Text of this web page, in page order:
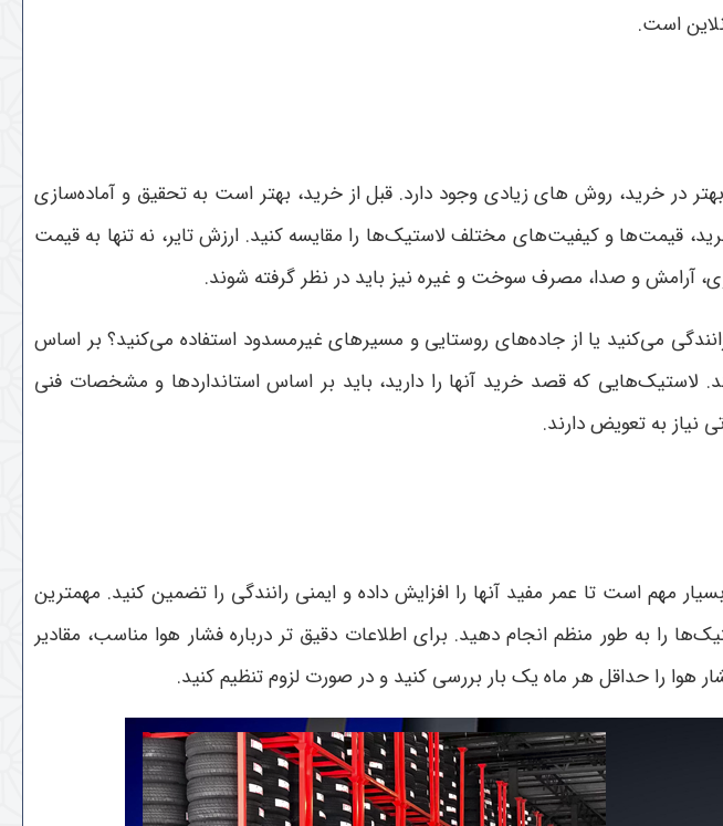
است.
در خرید، روش های زیادی وجود دارد. قبل از خرید، بهتر است به تحقیق و آماده‌سازی
خرید، قیمت‌ها و کیفیت‌های مختلف لاستیک‌ها را مقایسه کنید. ارزش تایر، نه تنها به قیمت
آرامش و صدا، مصرف سوخت و غیره نیز باید در نظر گرفته شوند.
می‌کنید یا از جاده‌های روستایی و مسیرهای غیرمسدود استفاده می‌کنید؟ بر اساس
لاستیک‌هایی که قصد خرید آنها را دارید، باید بر اساس استانداردها و مشخصات فنی
به تعویض دارند.
مهم است تا عمر مفید آنها را افزایش داده و ایمنی رانندگی را تضمین کنید. مهمترین
را به طور منظم انجام دهید. برای اطلاعات دقیق تر درباره فشار هوا مناسب، مقادیر
هوا را حداقل هر ماه یک بار بررسی کنید و در صورت لزوم تنظیم کنید.